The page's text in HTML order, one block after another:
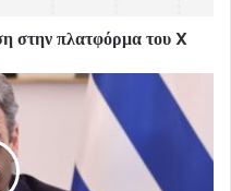
στην πλατφόρμα του X